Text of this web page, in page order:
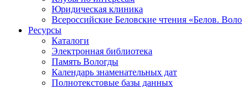
Юридическая клиника
Всероссийские Беловские чтения «Белов.
Ресурсы
Каталоги
Электронная библиотека
Память Вологды
Календарь знаменательных дат
Полнотекстовые базы данных